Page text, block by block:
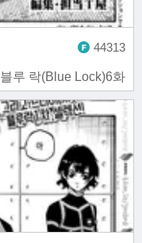
블루 락(Blue Lock)6화
44313